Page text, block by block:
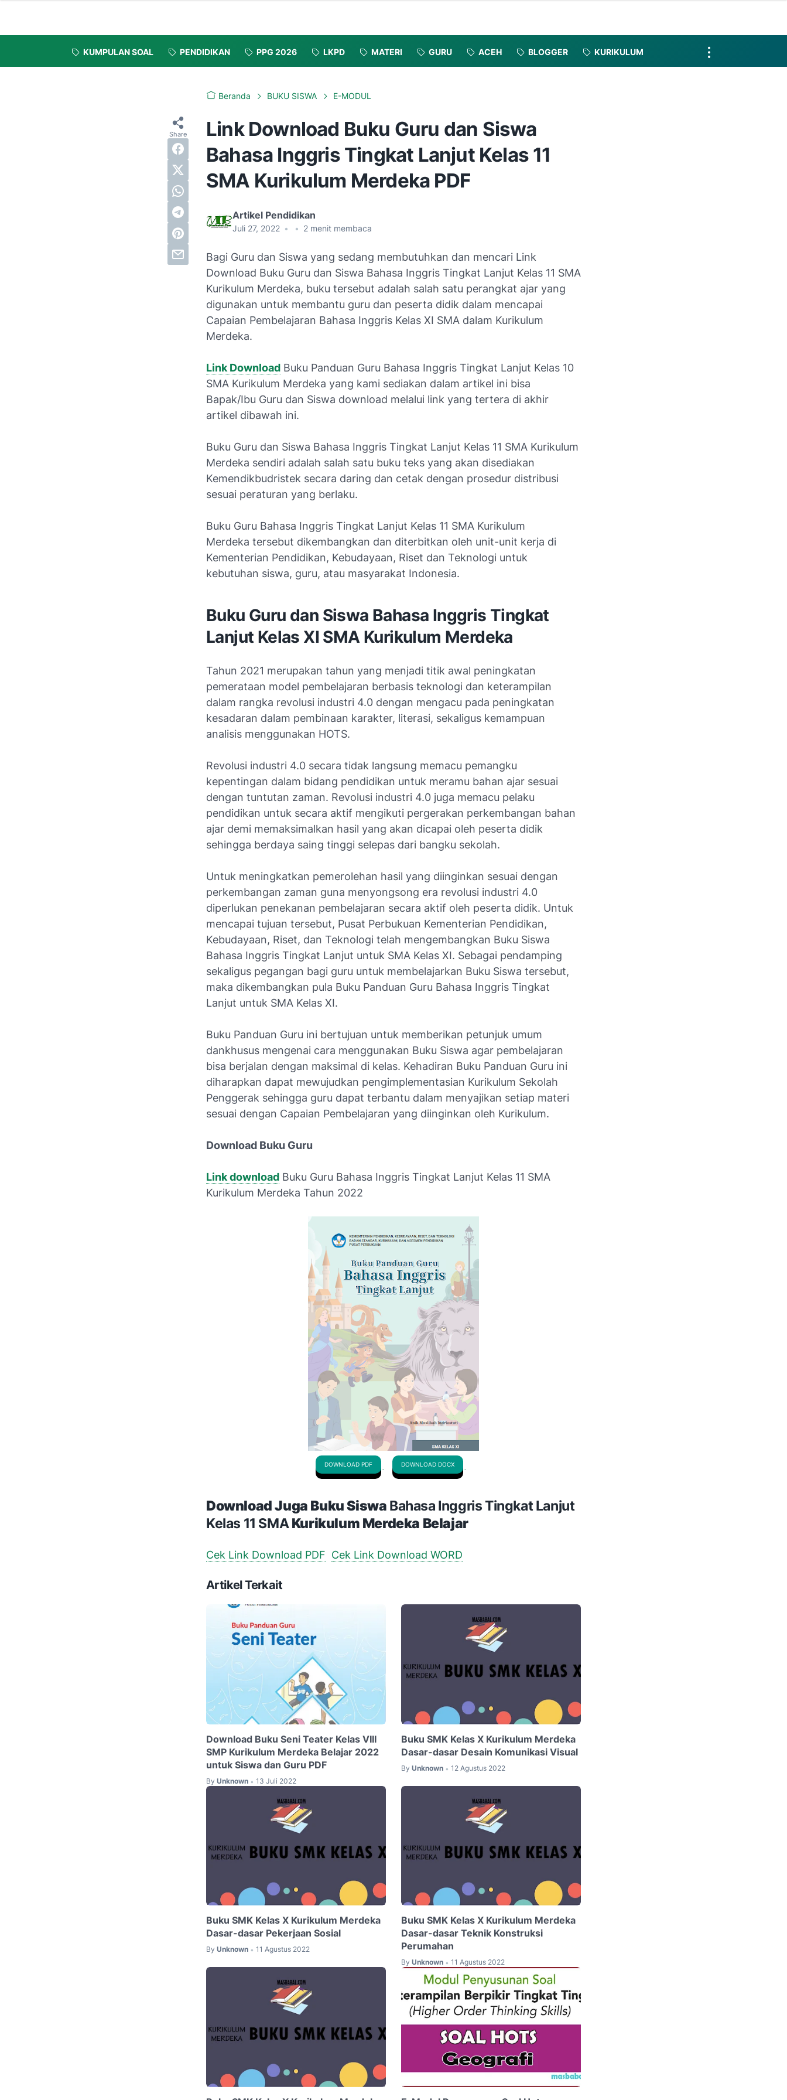
KUMPULAN SOAL PENDIDIKAN PPG 2026 LKPD MATERI GURU ACEH BLOGGER KURIKULUM
Beranda BUKU SISWA E-MODUL
Link Download Buku Guru dan Siswa
Bahasa Inggris Tingkat Lanjut Kelas 11
SMA Kurikulum Merdeka PDF
Artikel Pendidikan
Juli 27, 2022 • • 2 menit membaca
Bagi Guru dan Siswa yang sedang membutuhkan dan mencari Link
Download Buku Guru dan Siswa Bahasa Inggris Tingkat Lanjut Kelas 11 SMA
Kurikulum Merdeka, buku tersebut adalah salah satu perangkat ajar yang
digunakan untuk membantu guru dan peserta didik dalam mencapai
Capaian Pembelajaran Bahasa Inggris Kelas XI SMA dalam Kurikulum
Merdeka.
Link Download Buku Panduan Guru Bahasa Inggris Tingkat Lanjut Kelas 10
SMA Kurikulum Merdeka yang kami sediakan dalam artikel ini bisa
Bapak/Ibu Guru dan Siswa download melalui link yang tertera di akhir
artikel dibawah ini.
Buku Guru dan Siswa Bahasa Inggris Tingkat Lanjut Kelas 11 SMA Kurikulum
Merdeka sendiri adalah salah satu buku teks yang akan disediakan
Kemendikbudristek secara daring dan cetak dengan prosedur distribusi
sesuai peraturan yang berlaku.
Buku Guru Bahasa Inggris Tingkat Lanjut Kelas 11 SMA Kurikulum
Merdeka tersebut dikembangkan dan diterbitkan oleh unit-unit kerja di
Kementerian Pendidikan, Kebudayaan, Riset dan Teknologi untuk
kebutuhan siswa, guru, atau masyarakat Indonesia.
Buku Guru dan Siswa Bahasa Inggris Tingkat
Lanjut Kelas XI SMA Kurikulum Merdeka
Tahun 2021 merupakan tahun yang menjadi titik awal peningkatan
pemerataan model pembelajaran berbasis teknologi dan keterampilan
dalam rangka revolusi industri 4.0 dengan mengacu pada peningkatan
kesadaran dalam pembinaan karakter, literasi, sekaligus kemampuan
analisis menggunakan HOTS.
Revolusi industri 4.0 secara tidak langsung memacu pemangku
kepentingan dalam bidang pendidikan untuk meramu bahan ajar sesuai
dengan tuntutan zaman. Revolusi industri 4.0 juga memacu pelaku
pendidikan untuk secara aktif mengikuti pergerakan perkembangan bahan
ajar demi memaksimalkan hasil yang akan dicapai oleh peserta didik
sehingga berdaya saing tinggi selepas dari bangku sekolah.
Untuk meningkatkan pemerolehan hasil yang diinginkan sesuai dengan
perkembangan zaman guna menyongsong era revolusi industri 4.0
diperlukan penekanan pembelajaran secara aktif oleh peserta didik. Untuk
mencapai tujuan tersebut, Pusat Perbukuan Kementerian Pendidikan,
Kebudayaan, Riset, dan Teknologi telah mengembangkan Buku Siswa
Bahasa Inggris Tingkat Lanjut untuk SMA Kelas XI. Sebagai pendamping
sekaligus pegangan bagi guru untuk membelajarkan Buku Siswa tersebut,
maka dikembangkan pula Buku Panduan Guru Bahasa Inggris Tingkat
Lanjut untuk SMA Kelas XI.
Buku Panduan Guru ini bertujuan untuk memberikan petunjuk umum
dankhusus mengenai cara menggunakan Buku Siswa agar pembelajaran
bisa berjalan dengan maksimal di kelas. Kehadiran Buku Panduan Guru ini
diharapkan dapat mewujudkan pengimplementasian Kurikulum Sekolah
Penggerak sehingga guru dapat terbantu dalam menyajikan setiap materi
sesuai dengan Capaian Pembelajaran yang diinginkan oleh Kurikulum.
Download Buku Guru
Link download Buku Guru Bahasa Inggris Tingkat Lanjut Kelas 11 SMA
Kurikulum Merdeka Tahun 2022
DOWNLOAD PDF DOWNLOAD DOCX
Download Juga Buku Siswa Bahasa Inggris Tingkat Lanjut
Kelas 11 SMAKurikulum Merdeka Belajar
Cek Link Download PDF Cek Link Download WORD
Artikel Terkait
Download Buku Seni Teater Kelas VIII
SMP Kurikulum Merdeka Belajar 2022
untuk Siswa dan Guru PDF
By Unknown • 13 Juli 2022
Buku SMK Kelas X Kurikulum Merdeka
Dasar-dasar Desain Komunikasi Visual
By Unknown • 12 Agustus 2022
Buku SMK Kelas X Kurikulum Merdeka
Dasar-dasar Pekerjaan Sosial
By Unknown • 11 Agustus 2022
Buku SMK Kelas X Kurikulum Merdeka
Dasar-dasar Teknik Konstruksi
Perumahan
By Unknown • 11 Agustus 2022